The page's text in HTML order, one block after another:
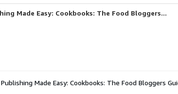
Made Easy: Cookbooks: The Food Bloggers...
Made Easy: Cookbooks: The Food Bloggers